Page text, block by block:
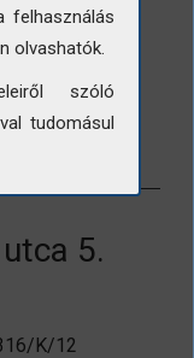
5.
K/12
felhasználás
olvashatók.
szóló
tudomásul